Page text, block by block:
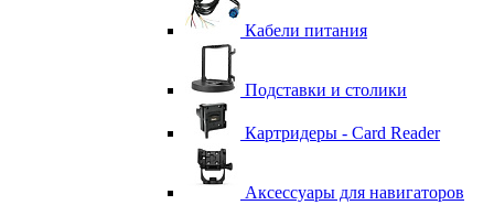
Кабели питания
Подставки и столики
Картридеры - Card Reader
Аксессуары для навигаторов